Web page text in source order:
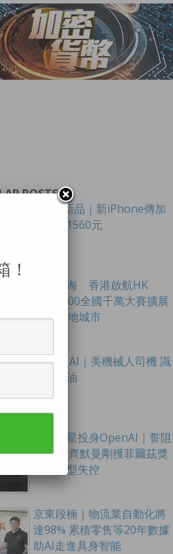
POSTS
Apple新品｜新iPhone傳加
價最多1560元
創科出海 香港啟航HK
Tech 300全國千萬大賽擴展
至16內地城市
Figure AI｜美機械人司機 識
扭軚踩油
數學新星投身OpenAI｜誓阻
AI滅世 齊默曼剛獲菲爾茲獎
憂大模型失控
京東段楠｜物流業自動化將
達98% 累積零售等20年數據
助AI走進具身智能
！